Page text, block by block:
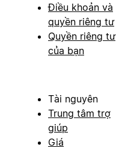
Điều khoản và
quyền riêng tư
Quyền riêng tư
của bạn
Tài nguyên
Trung tâm trợ
giúp
Giá